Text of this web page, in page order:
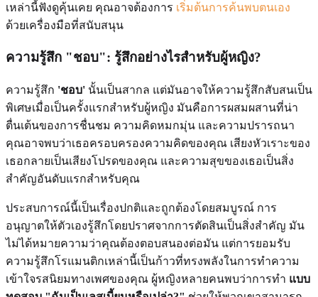
เหล่านี้ฟังดูคุ้นเคย คุณอาจต้องการ เริ่มต้นการค้นพบตนเอง
ด้วยเครื่องมือที่สนับสนุน
ความรู้สึก "ชอบ": รู้สึกอย่างไรสำหรับผู้หญิง?
ความรู้สึก 'ชอบ' นั้นเป็นสากล แต่มันอาจให้ความรู้สึกสับสนเป็น
พิเศษเมื่อเป็นครั้งแรกสำหรับผู้หญิง มันคือการผสมผสานที่น่า
ตื่นเต้นของการชื่นชม ความคิดหมกมุ่น และความปรารถนา
คุณอาจพบว่าเธอครอบครองความคิดของคุณ เสียงหัวเราะของ
เธอกลายเป็นเสียงโปรดของคุณ และความสุขของเธอเป็นสิ่ง
สำคัญอันดับแรกสำหรับคุณ
ประสบการณ์นี้เป็นเรื่องปกติและถูกต้องโดยสมบูรณ์ การ
อนุญาตให้ตัวเองรู้สึกโดยปราศจากการตัดสินเป็นสิ่งสำคัญ มัน
ไม่ได้หมายความว่าคุณต้องตอบสนองต่อมัน แต่การยอมรับ
ความรู้สึกโรแมนติกเหล่านี้เป็นก้าวที่ทรงพลังในการทำความ
เข้าใจรสนิยมทางเพศของคุณ ผู้หญิงหลายคนพบว่าการทำ แบบ